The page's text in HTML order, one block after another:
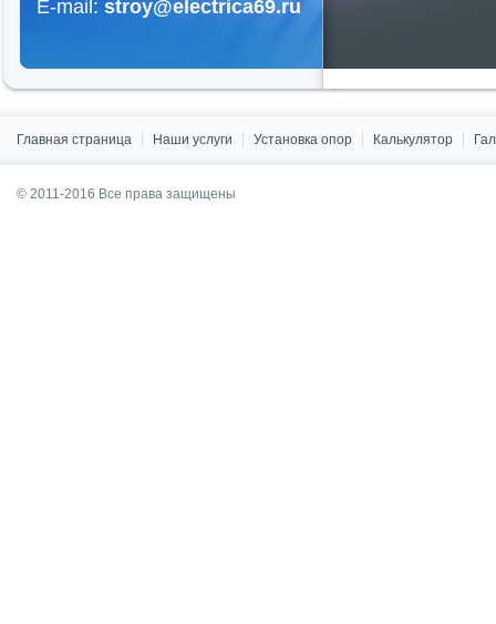
E-mail: stroy@electrica69.ru
Главная страница Наши услуги Установка опор Калькулятор
© 2011-2016 Все права защищены